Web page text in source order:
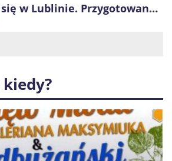
się w Lublinie. Przygotowano
kiedy?